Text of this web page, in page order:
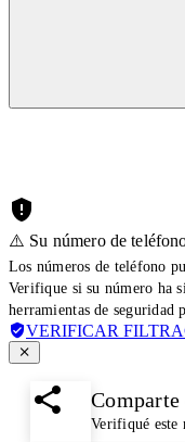
⚠️ Su número de
Los números de teléfono
Verifique si su número ha
herramientas de seguridad
VERIFICAR
Comparte
Verifiqué este